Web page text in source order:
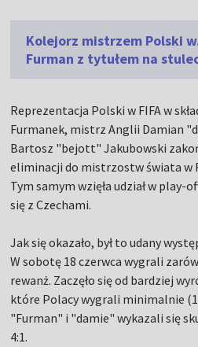
Kolejorz mistrzem Polski
Furman z tytułem na
Reprezentacja Polski w FIFA w
Furmanek, mistrz Anglii Damian
Bartosz "bejott" Jakubowski
eliminacji do mistrzostw świata w
Tym samym wzięła udział w play-
się z Czechami.
Jak się okazało, był to udany
W sobotę 18 czerwca wygrali
rewanż. Zaczęło się od bardziej
które Polacy wygrali minimalnie
"Furman" i "damie" wykazali się
4:1.